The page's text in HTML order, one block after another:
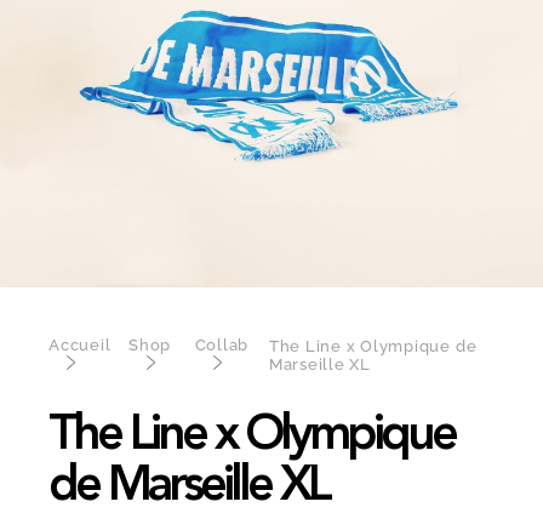
Accueil Shop Collab
The Line x Olympique de
Marseille XL
The Line x Olympique
de Marseille XL